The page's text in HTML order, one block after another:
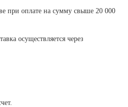
при оплате на сумму свыше 20 000
осуществляется через